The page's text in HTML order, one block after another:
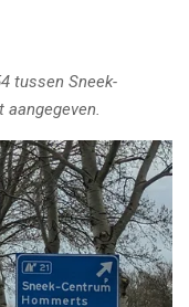
tussen Sneek-